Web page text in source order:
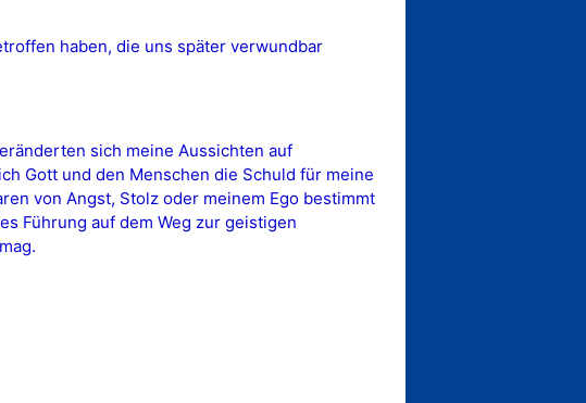
haben, die uns später verwundbar
sich meine Aussichten auf
Gott und den Menschen die Schuld für meine
von Angst, Stolz oder meinem Ego bestimmt
Führung auf dem Weg zur geistigen